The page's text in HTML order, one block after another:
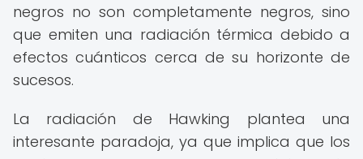
negros no son completamente negros, sino
que emiten una radiación térmica debido a
efectos cuánticos cerca de su horizonte de
sucesos.
La radiación de Hawking plantea una
interesante paradoja, ya que implica que los